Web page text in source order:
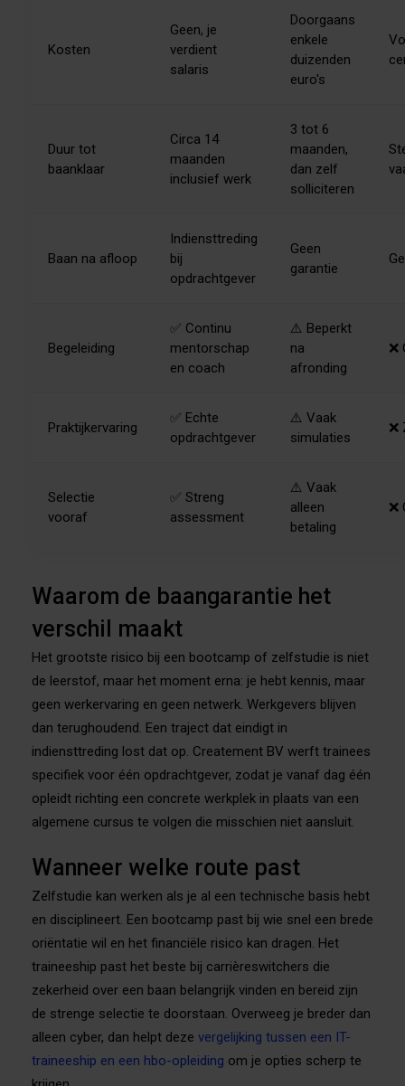
Kosten
Geen, je
verdient
salaris
Doorgaans
enkele
duizenden
euro's
Duur tot
baanklaar
Circa 14
maanden
inclusief werk
3 tot 6
maanden,
dan zelf
solliciteren
Baan na afloop
Indiensttreding
bij
opdrachtgever
Geen
garantie
Begeleiding
✅ Continu
mentorschap
en coach
⚠️ Beperkt
na
afronding
❌
Praktijkervaring
✅ Echte
opdrachtgever
⚠️ Vaak
simulaties
Selectie
vooraf
✅ Streng
assessment
⚠️ Vaak
alleen
betaling
❌
Waarom de baangarantie het
verschil maakt
Het grootste risico bij een bootcamp of zelfstudie is niet
de leerstof, maar het moment erna: je hebt kennis, maar
geen werkervaring en geen netwerk. Werkgevers blijven
dan terughoudend. Een traject dat eindigt in
indiensttreding lost dat op. Createment BV werft trainees
specifiek voor één opdrachtgever, zodat je vanaf dag één
opleidt richting een concrete werkplek in plaats van een
algemene cursus te volgen die misschien niet aansluit.
Wanneer welke route past
Zelfstudie kan werken als je al een technische basis hebt
en disciplineert. Een bootcamp past bij wie snel een brede
oriëntatie wil en het financiële risico kan dragen. Het
traineeship past het beste bij carrièreswitchers die
zekerheid over een baan belangrijk vinden en bereid zijn
de strenge selectie te doorstaan. Overweeg je breder dan
alleen cyber, dan helpt deze vergelijking tussen een IT-
traineeship en een hbo-opleiding om je opties scherp te